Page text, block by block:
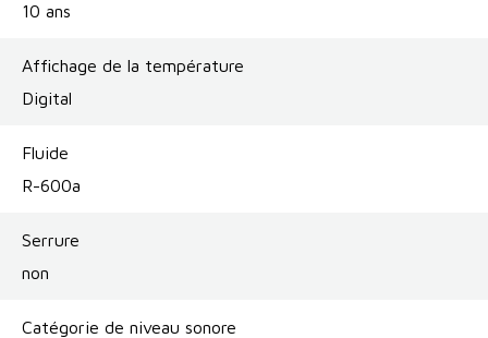
10 ans
Affichage de la température
Digital
Fluide
R-600a
Serrure
non
Catégorie de niveau sonore